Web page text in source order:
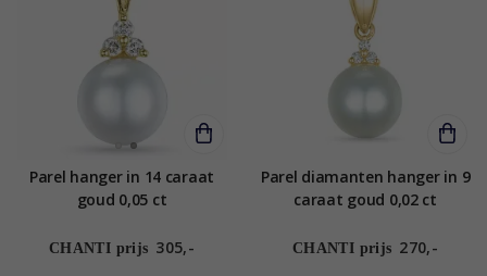
Parel hanger in 14 caraat
goud 0,05 ct
CHANTI prijs 305,-
Parel diamanten hanger in 9
caraat goud 0,02 ct
CHANTI prijs 270,-